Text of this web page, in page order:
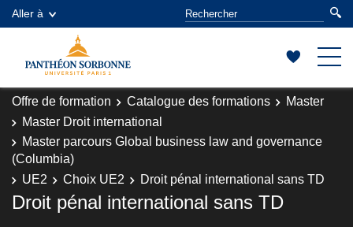
Aller à
Offre de formation Catalogue des formations
Master
Master Droit international
Master parcours Global business law and governance
(Columbia)
UE2
Choix UE2 Droit pénal international sans TD
Droit pénal international sans TD